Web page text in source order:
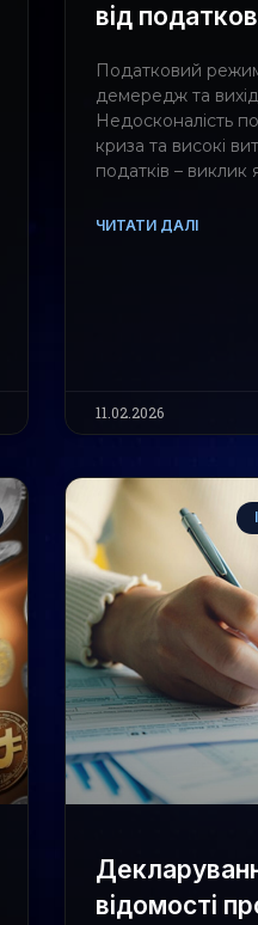
від
Податковий
демередж та
Недосконалість
криза та високі
податків – виклик
ЧИТАТИ ДАЛІ
11.02.2026
відомості